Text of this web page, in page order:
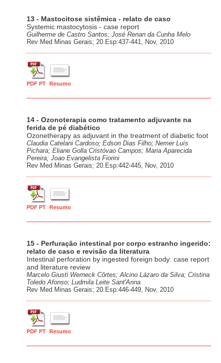
13 - Mastocitose sistêmica - relato de caso
Systemic mastocytosis - case report
Guilherme de Castro Santos; José Renan da Cunha Melo
Rev Med Minas Gerais; 20.Esp:437-441, Nov, 2010
PDF PT Resumo
14 - Ozonoterapia como tratamento adjuvante na
ferida de pé diabético
Ozonetherapy as adjuvant in the treatment of diabetic foot
Claudia Catelani Cardoso; Edson Dias Filho; Nemer Luís
Pichara; Eliane Golla Cristóvao Campos; Maria Aparecida
Pereira; Joao Evangelista Fiorini
Rev Med Minas Gerais; 20.Esp:442-445, Nov, 2010
PDF PT Resumo
15 - Perfuração intestinal por corpo estranho ingerido:
relato de caso e revisão da literatura
Intestinal perforation by ingested foreign body: case report
and literature review
Marcelo Giusti Werneck Côrtes; Alcino Lázaro da Silva; Cristina
Toledo Afonso; Ludmila Leite Sant'Anna
Rev Med Minas Gerais; 20.Esp:446-449, Nov, 2010
PDF PT Resumo